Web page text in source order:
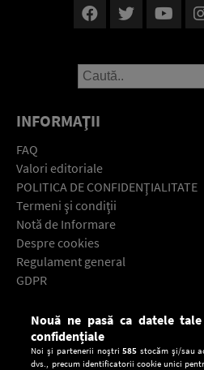
INFORMAŢII
FAQ
Valori editoriale
POLITICA DE CONFIDENŢIALITATE
Termeni şi condiţii
Notă de Informare
Despre cookies
Regulament general
GDPR
Descarcă gratuit aplicaţia
Nouă ne pasă ca datele
confidențiale
Noi și partenerii noștri585 stocăm și/sau
dvs., precum identificatorii cookie unici